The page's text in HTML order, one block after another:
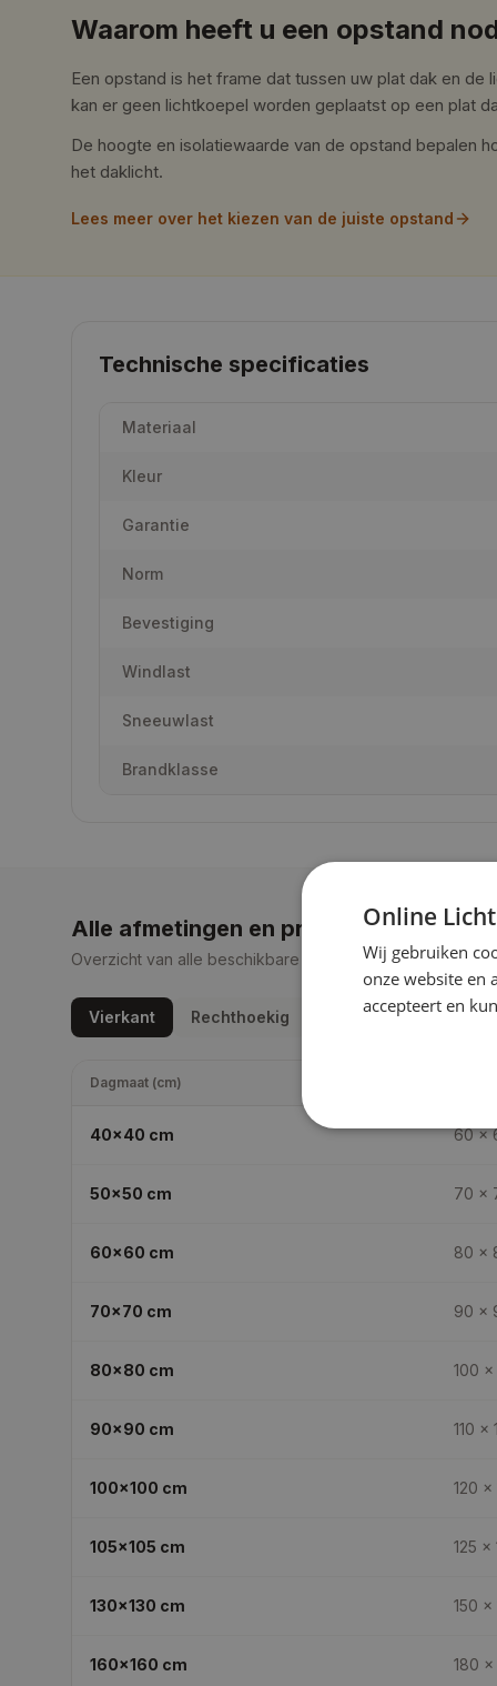
Waarom heeft u een opstand
Een opstand is het frame dat tussen uw plat dak en de
kan er geen lichtkoepel worden geplaatst op een plat
De hoogte en isolatiewaarde van de opstand bepalen
het daklicht.
Lees meer over het kiezen van de juiste opstand
Technische specificaties
Materiaal
Kleur
Garantie
Norm
Bevestiging
Windlast
Sneeuwlast
Brandklasse
Alle afmetingen en prijzen
Overzicht van alle beschikbare maten en bijbehorende
Vierkant Rechthoekig
Dagmaat (cm)
40x40 cm 60 ×
50x50 cm 70 ×
60x60 cm 80 ×
70x70 cm 90 ×
80x80 cm 100 ×
90x90 cm 110 ×
100x100 cm 120 ×
105x105 cm 125 ×
130x130 cm 150 ×
160x160 cm 180 ×
Online
Wij gebruiken
onze website en
accepteert en